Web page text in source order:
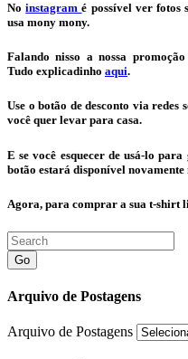
Noinstagramé possível ver fotos
usa mony mony.
Falando nisso a nossa
Tudo explicadinho aqui.
Use o botão de desconto via
você quer levar para casa.
E se você esquecer de usá-lo
botão estará disponível novamente
Agora, para comprar a sua t-shirt
Go
Arquivo de Postagens
Arquivo de Postagens